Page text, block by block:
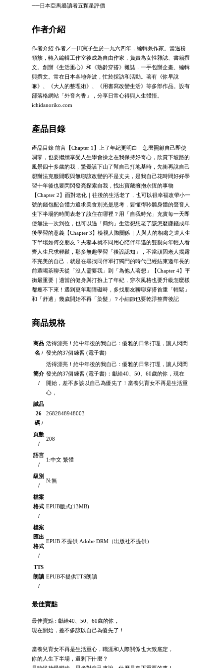
──日本亞馬遜讀者五顆星評價
作者介紹
作者介紹 作者／一田憲子生於一九六四年，編輯兼作家。當過粉
領族，轉入編輯工作室後成為自由作家，負責為女性雜誌、書籍撰
文。創辦《生活重心》和《熟齡穿搭》雜誌，一手包辦企畫、編輯
與撰文。常在日本各地奔波，忙於採訪和活動。著有《你早說
嘛》、《大人的整理術》、《用書寫改變生活》等多部作品。設有
部落格網站「外音內香」，分享日常心得與人生體悟。
ichidanoriko.com
產品目錄
產品目錄 前言【Chapter 1】上了年紀更明白｜怎麼照顧自己即使
凋零，也要繼續享受人生學會操之在我保持好奇心，欣賞下坡路的
風景四十多歲的我，驚覺該下山了幫自己打地基時，先衝再說自己
想辦法克服閒暇與無聊該改變的不是丈夫，是我自己花時間好好學
習十年後也要閃閃發亮探索自我，找出寶藏擁抱永恆的事物
【Chapter 2】面對老化｜往後的生活老了，也可以很幸福改帶小一
號的錢包配合體力追求美食別光是思考，要懂得聆聽身體的聲音人
生下半場的時間表老了該住在哪裡？用「自我時光」充實每一天即
使無法一次到位，也可以過「簡約」生活想想老了該怎麼賺錢成年
後學習的意義【Chapter 3】檢視人際關係｜人與人的相處之道人生
下半場如何交朋友？夫妻本就不同用心陪伴年邁的雙親向年輕人看
齊人生只求輕鬆，那多無趣學習「後設認知」，不當頑固老人揭露
不完美的自己，就是在尋找同伴單打獨鬥的時代已經結束邀年長的
前輩喝茶聊天從「沒人需要我」到「為他人著想」【Chapter 4】平
衡最重要｜適當的健身與打扮上了年紀，穿衣風格也要升級怎麼樣
都瘦不下來！遇到更年期障礙時，多找朋友聊聊穿搭首重「輕鬆」
和「舒適」幾歲開始不再「染髮」？小細節也要乾淨整齊後記
商品規格
商品
名 /
活得漂亮！給中年後的我自己：優雅的日常打理，讓人閃閃
發光的37個練習 (電子書)
簡介
/
活得漂亮！給中年後的我自己：優雅的日常打理，讓人閃閃
發光的37個練習 (電子書)：獻給40、50、60歲的你，現在
開始，差不多該以自己為優先了！當養兒育女不再是生活重
心，
誠品
26
碼 /
2682848948003
頁數
/
208
語言
/
1:中文 繁體
級別
/
N:無
檔案
格式
/
EPUB版式(13MB)
檔案
匯出
格式
/
EPUB 不提供 Adobe DRM（出版社不提供）
TTS
朗讀
/
EPUB不提供TTS朗讀
最佳賣點
最佳賣點 : 獻給40、50、60歲的你，
現在開始，差不多該以自己為優先了！
當養兒育女不再是生活重心，職涯和人際關係也大致底定，
你的人生下半場，還剩下什麼？